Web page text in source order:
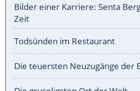
Bilder einer Karriere: Senta
Zeit
Todsünden im Restaurant
Die teuersten Neuzugänge der